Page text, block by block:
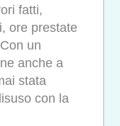
fatti,
ore prestate
un
anche a
stata
con la